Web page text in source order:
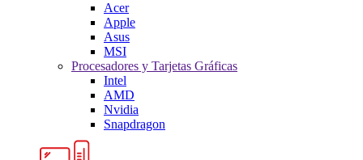
Acer
Apple
Asus
MSI
Procesadores y Tarjetas Gráficas
Intel
AMD
Nvidia
Snapdragon